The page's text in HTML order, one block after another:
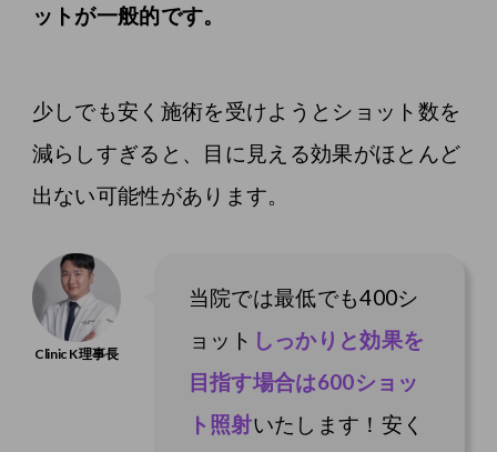
ットが一般的です。
少しでも安く施術を受けようとショット数を
減らしすぎると、目に見える効果がほとんど
出ない可能性があります。
当院では最低でも400シ
ョット しっかりと効果を
目指す場合は600ショッ
ト照射いたします！安く